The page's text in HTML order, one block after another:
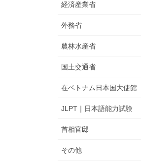
経済産業省
外務省
農林水産省
国土交通省
在ベトナム日本国大使館
JLPT｜日本語能力試験
首相官邸
その他